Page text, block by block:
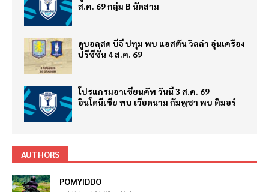
ส.ค. 69 กลุ่ม B นัดสาม
ดูบอลสด บีจี ปทุม พบ แอสตัน วิลล่า อุ่นเครื่อง
ปรีซีซั่น 4 ส.ค. 69
โปรแกรมอาเซียนคัพ วันนี้ 3 ส.ค. 69
อินโดนีเซีย พบ เวียดนาม กัมพูชา พบ ติมอร์
AUTHORS
POMYIDDO